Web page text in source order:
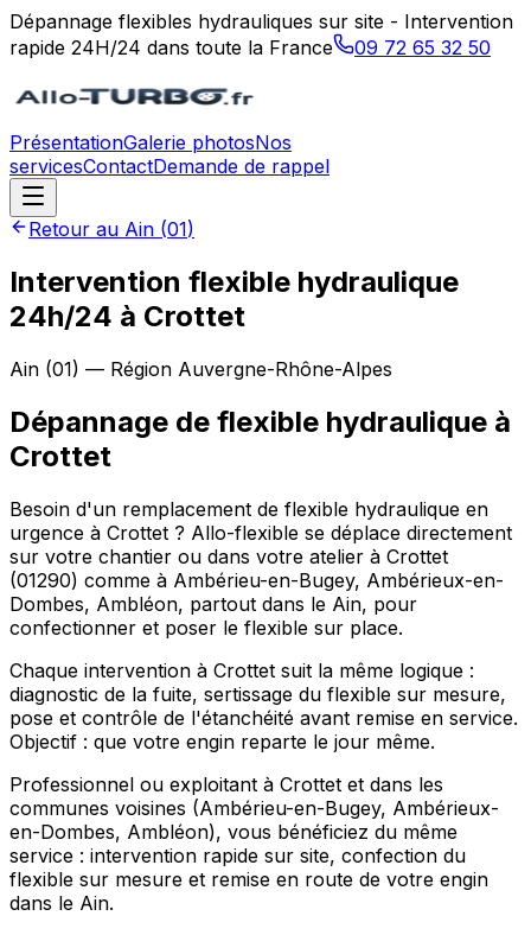
Dépannage flexibles hydrauliques sur site - Intervention
rapide 24H/24 dans toute la France
09 72 65 32 50
PrésentationGalerie photosNos
servicesContactDemande de rappel
Retour au Ain (01)
Intervention flexible hydraulique
24h/24 à Crottet
Ain (01) — Région Auvergne-Rhône-Alpes
Dépannage de flexible hydraulique à
Crottet
Besoin d'un remplacement de flexible hydraulique en
urgence à Crottet ? Allo-flexible se déplace directement
sur votre chantier ou dans votre atelier à Crottet
(01290) comme à Ambérieu-en-Bugey, Ambérieux-en-
Dombes, Ambléon, partout dans le Ain, pour
confectionner et poser le flexible sur place.
Chaque intervention à Crottet suit la même logique :
diagnostic de la fuite, sertissage du flexible sur mesure,
pose et contrôle de l'étanchéité avant remise en service.
Objectif : que votre engin reparte le jour même.
Professionnel ou exploitant à Crottet et dans les
communes voisines (Ambérieu-en-Bugey, Ambérieux-
en-Dombes, Ambléon), vous bénéficiez du même
service : intervention rapide sur site, confection du
flexible sur mesure et remise en route de votre engin
dans le Ain.